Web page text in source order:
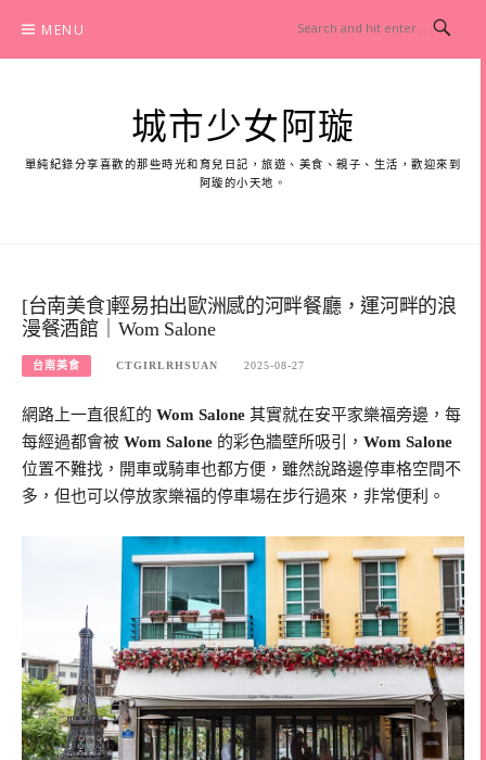
content
MENU
城市少女阿璇
單純紀錄分享喜歡的那些時光和育兒日記，旅遊、美食、親子、生活，歡迎來到
阿璇的小天地。
[台南美食]輕易拍出歐洲感的河畔餐廳，運河畔的浪
漫餐酒館｜Wom Salone
台南美食 CTGIRLRHSUAN 2025-08-27
網路上一直很紅的 Wom Salone 其實就在安平家樂福旁邊，每
每經過都會被 Wom Salone 的彩色牆壁所吸引， Wom Salone
位置不難找，開車或騎車也都方便，雖然說路邊停車格空間不
多，但也可以停放家樂福的停車場在步行過來，非常便利。